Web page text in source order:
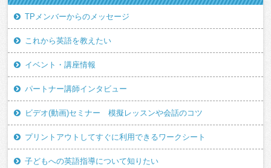
TPメンバーからのメッセージ
これから英語を教えたい
イベント・講座情報
パートナー講師インタビュー
ビデオ(動画)セミナー 模擬レッスンや会話のコツ
プリントアウトしてすぐに利用できるワークシート
子どもへの英語指導について知りたい